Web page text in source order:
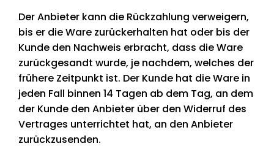
Der Anbieter kann die Rückzahlung verweigern,
bis er die Ware zurückerhalten hat oder bis der
Kunde den Nachweis erbracht, dass die Ware
zurückgesandt wurde, je nachdem, welches der
frühere Zeitpunkt ist. Der Kunde hat die Ware in
jeden Fall binnen 14 Tagen ab dem Tag, an dem
der Kunde den Anbieter über den Widerruf des
Vertrages unterrichtet hat, an den Anbieter
zurückzusenden.